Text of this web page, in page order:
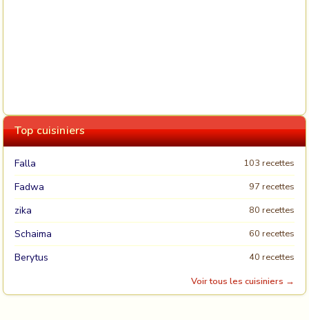
Top cuisiniers
Falla 103 recettes
Fadwa 97 recettes
zika 80 recettes
Schaima 60 recettes
Berytus
40 recettes
Voir tous les cuisiniers →